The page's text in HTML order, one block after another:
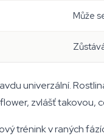
Může
univerzální.
zvlášť takovou,
trénink v raných